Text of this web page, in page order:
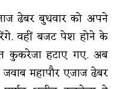
ढेबर बुधवार को अपने
वहीं बजट पेश होने के
कुकरेजा हटाए गए. अब
महापौर एजाज ढेबर